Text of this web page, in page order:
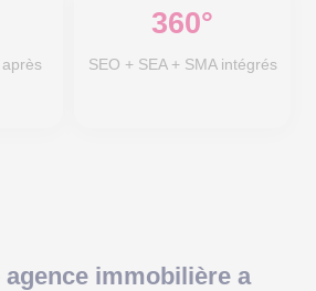
360°
SEO + SEA + SMA intégrés
immobilière a